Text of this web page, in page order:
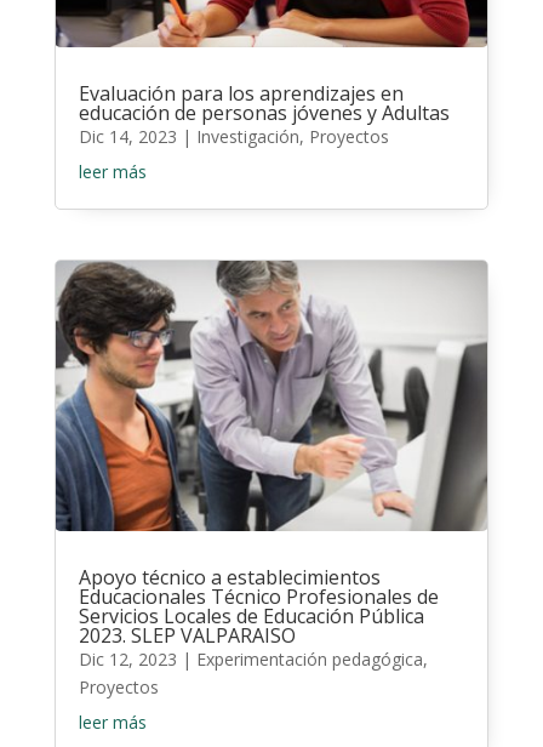
Evaluación para los aprendizajes en
educación de personas jóvenes y Adultas
Dic 14, 2023 | Investigación, Proyectos
leer más
Apoyo técnico a establecimientos
Educacionales Técnico Profesionales de
Servicios Locales de Educación Pública
2023. SLEP VALPARAISO
Dic 12, 2023 | Experimentación pedagógica,
Proyectos
leer más